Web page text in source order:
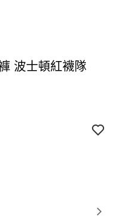
波士頓紅襪隊